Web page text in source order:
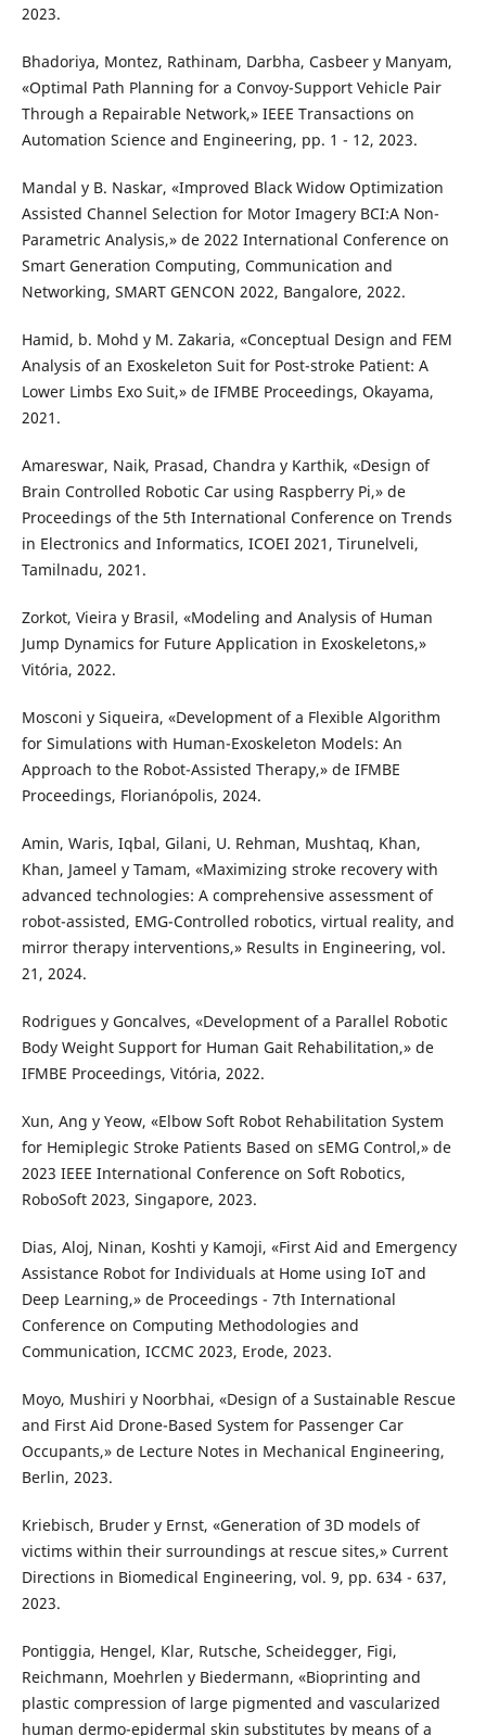
2023.
Bhadoriya, Montez, Rathinam, Darbha, Casbeer y Manyam,
«Optimal Path Planning for a Convoy-Support Vehicle Pair
Through a Repairable Network,» IEEE Transactions on
Automation Science and Engineering, pp. 1 - 12, 2023.
Mandal y B. Naskar, «Improved Black Widow Optimization
Assisted Channel Selection for Motor Imagery BCI:A Non-
Parametric Analysis,» de 2022 International Conference on
Smart Generation Computing, Communication and
Networking, SMART GENCON 2022, Bangalore, 2022.
Hamid, b. Mohd y M. Zakaria, «Conceptual Design and FEM
Analysis of an Exoskeleton Suit for Post-stroke Patient: A
Lower Limbs Exo Suit,» de IFMBE Proceedings, Okayama,
2021.
Amareswar, Naik, Prasad, Chandra y Karthik, «Design of
Brain Controlled Robotic Car using Raspberry Pi,» de
Proceedings of the 5th International Conference on Trends
in Electronics and Informatics, ICOEI 2021, Tirunelveli,
Tamilnadu, 2021.
Zorkot, Vieira y Brasil, «Modeling and Analysis of Human
Jump Dynamics for Future Application in Exoskeletons,»
Vitória, 2022.
Mosconi y Siqueira, «Development of a Flexible Algorithm
for Simulations with Human-Exoskeleton Models: An
Approach to the Robot-Assisted Therapy,» de IFMBE
Proceedings, Florianópolis, 2024.
Amin, Waris, Iqbal, Gilani, U. Rehman, Mushtaq, Khan,
Khan, Jameel y Tamam, «Maximizing stroke recovery with
advanced technologies: A comprehensive assessment of
robot-assisted, EMG-Controlled robotics, virtual reality, and
mirror therapy interventions,» Results in Engineering, vol.
21, 2024.
Rodrigues y Goncalves, «Development of a Parallel Robotic
Body Weight Support for Human Gait Rehabilitation,» de
IFMBE Proceedings, Vitória, 2022.
Xun, Ang y Yeow, «Elbow Soft Robot Rehabilitation System
for Hemiplegic Stroke Patients Based on sEMG Control,» de
2023 IEEE International Conference on Soft Robotics,
RoboSoft 2023, Singapore, 2023.
Dias, Aloj, Ninan, Koshti y Kamoji, «First Aid and Emergency
Assistance Robot for Individuals at Home using IoT and
Deep Learning,» de Proceedings - 7th International
Conference on Computing Methodologies and
Communication, ICCMC 2023, Erode, 2023.
Moyo, Mushiri y Noorbhai, «Design of a Sustainable Rescue
and First Aid Drone-Based System for Passenger Car
Occupants,» de Lecture Notes in Mechanical Engineering,
Berlin, 2023.
Kriebisch, Bruder y Ernst, «Generation of 3D models of
victims within their surroundings at rescue sites,» Current
Directions in Biomedical Engineering, vol. 9, pp. 634 - 637,
2023.
Pontiggia, Hengel, Klar, Rutsche, Scheidegger, Figi,
Reichmann, Moehrlen y Biedermann, «Bioprinting and
plastic compression of large pigmented and vascularized
human dermo-epidermal skin substitutes by means of a